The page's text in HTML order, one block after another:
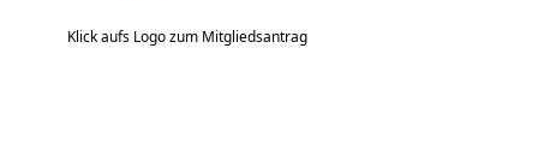
Klick aufs Logo zum Mitgliedsantrag